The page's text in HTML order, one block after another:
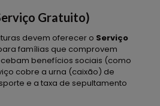
Gratuito)
devem oferecer o Serviço
famílias que comprovem
benefícios sociais (como
cobre a urna (caixão) de
e a taxa de sepultamento